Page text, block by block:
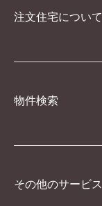
注文住宅について
物件検索
その他のサービス